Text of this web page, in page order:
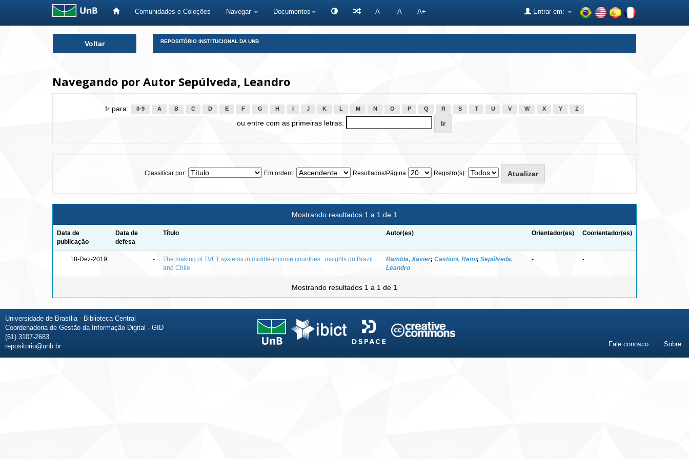
Comunidades e Coleções Navegar Documentos A- A A+ Entrar em:
Voltar REPOSITÓRIO INSTITUCIONAL DA UNB
Navegando por Autor Sepúlveda, Leandro
Ir para: 0-9 A B C D E F G H J K L M N O P Q R S T U V W X Y Z
ou entre com as primeiras letras:
Classificar por: Em ordem: Resultados/Página Registro(s):
Mostrando resultados 1 a 1 de 1
Data de
publicação
Data de
defesa
Título Autor(es) Orientador(es) Coorientador(es)
18-Dez-2019 -
The making of TVET systems in middle-income countries : insights on Brazil
and Chile
Rambla, Xavier; Castioni, Remi; Sepúlveda,
Leandro
- -
Mostrando resultados 1 a 1 de 1
Universidade de Brasília - Biblioteca Central
Coordenadoria de Gestão da Informação Digital - GID
(61) 3107-2683
repositorio@unb.br
Fale conosco Sobre